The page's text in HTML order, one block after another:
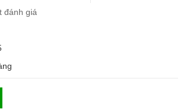
đánh giá